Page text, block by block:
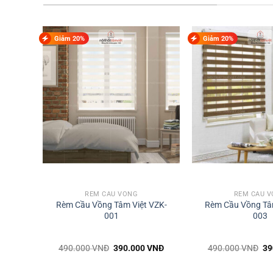
Giảm 20%
RÈM CẦU VỒNG
Rèm Cầu Vồng Tâm Việt VZK-
001
490.000VNĐ Giá
390.000VNĐGiá
Giảm 20%
RÈM CẦU
Rèm Cầu Vồng
003
490.000VNĐ